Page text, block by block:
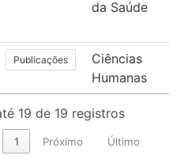
da Saúde
Publicações
Ciências
Humanas
19 de 19 registros
1 Próximo Último